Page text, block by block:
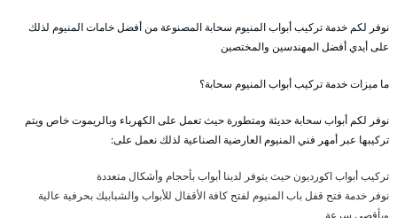
نوفر لكم خدمة تركيب أبواب المنيوم سحابة المصنوعة من أفضل خامات المنيوم لذلك
على أيدي أفضل المهندسين والمختصين
ما ميزات خدمة تركيب أبواب المنيوم سحابة؟
نوفر لكم أبواب سحابة حديثة ومتطورة حيث تعمل على الكهرباء وبالريموت خاص ويتم
تركيبها عبر أمهر فني المنيوم العارضية الصناعية لذلك نعمل على:
تركيب أبواب اكورديون حيث يتوفر لدينا أبواب بأحجام وأشكال متعددة
نوفر خدمة فتح قفل باب المنيوم لفتح كافة الأقفال للأبواب والشبابيك بحرفية عالية
وبأقصى سرعة